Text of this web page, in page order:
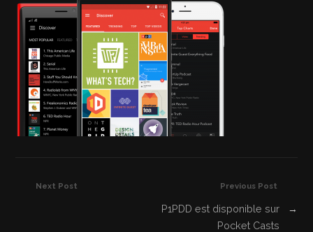
S’abonner
Blog
À propos
Previous Post
P1PDD est disponible sur
Pocket Casts
→
Next Post